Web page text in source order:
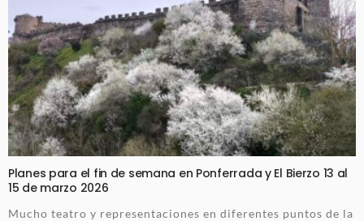
Planes para el fin de semana en Ponferrada y El Bierzo 13 al
15 de marzo 2026
Mucho teatro y representaciones en diferentes puntos de la